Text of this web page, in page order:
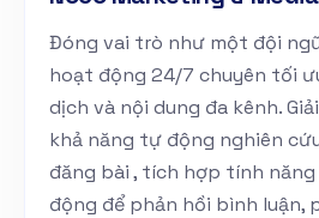
Đóng vai trò như một đội
hoạt động 24/7 chuyên tối
dịch và nội dung đa kênh.
khả năng tự động nghiên
đăng bài , tích hợp tính
động để phản hồi bình luận,